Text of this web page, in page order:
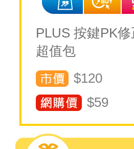
PLUS 按鍵PK
超值包
$120
$59